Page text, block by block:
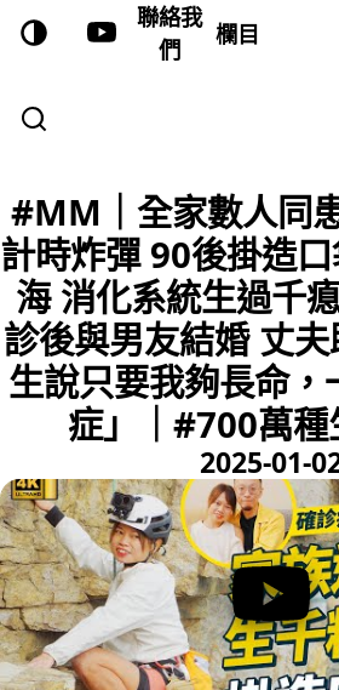
聯絡我
們
欄目
#MM｜全家數人同
計時炸彈 90後掛造
海 消化系統生過千
診後與男友結婚 丈
生說只要我夠長命，
症」｜#700萬
2025-01-